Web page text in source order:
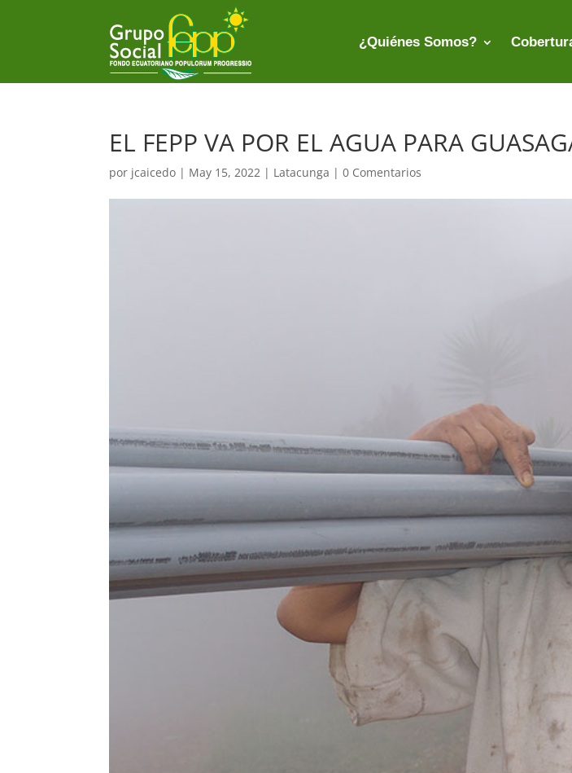
¿Quiénes Somos?
EL FEPP VA POR EL AGUA PARA
por jcaicedo | May 15, 2022 | Latacunga |0 Comentarios